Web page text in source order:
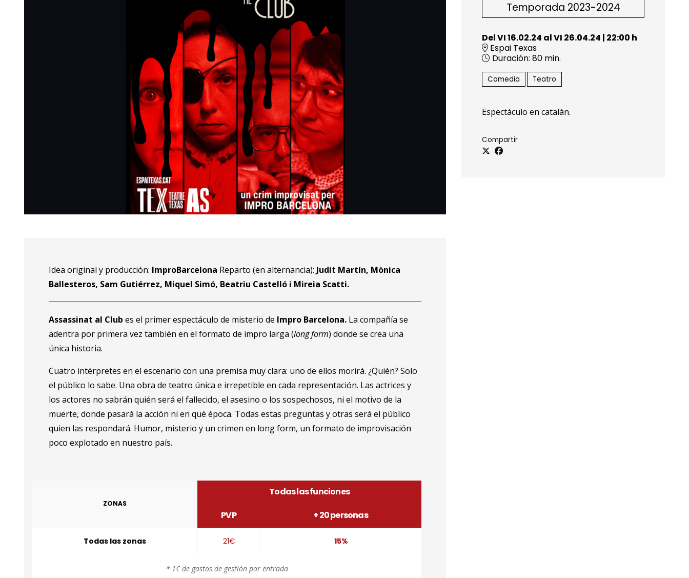
Temporada 2023-2024
Del VI 16.02.24 al VI 26.04.24 | 22:00 h
Espai Texas
Duración: 80 min.
Comedia Teatro
Espectáculo en catalán.
Compartir
Idea original y producción: ImproBarcelona Reparto (en alternancia): Judit Martín, Mònica
Ballesteros, Sam Gutiérrez, Miquel Simó, Beatriu Castelló i Mireia Scatti.
Assassinat al Club es el primer espectáculo de misterio de Impro Barcelona. La compañía se
adentra por primera vez también en el formato de impro larga (long form) donde se crea una
única historia.
Cuatro intérpretes en el escenario con una premisa muy clara: uno de ellos morirá. ¿Quién? Solo
el público lo sabe. Una obra de teatro única e irrepetible en cada representación. Las actrices y
los actores no sabrán quién será el fallecido, el asesino o los sospechosos, ni el motivo de la
muerte, donde pasará la acción ni en qué época. Todas estas preguntas y otras será el público
quien las respondará. Humor, misterio y un crimen en long form, un formato de improvisación
poco explotado en nuestro país.
ZONAS
Todas las funciones
PVP
+ 20 personas
Todas las zonas 21€ 15%
* 1€ de gastos de gestión por entrada